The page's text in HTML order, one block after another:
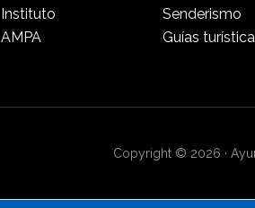
Instituto
AMPA
Senderismo
Guías
Copyright © 2026 ·